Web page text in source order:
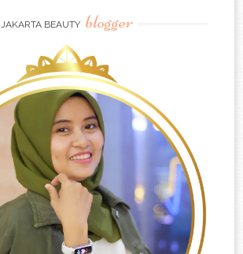
JAKARTA BEAUTY blogger